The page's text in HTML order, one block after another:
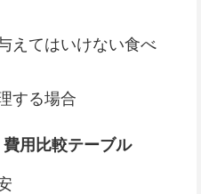
えてはいけない食べ
する場合
用比較テーブル